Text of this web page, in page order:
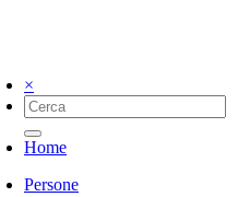
×
Home
Persone